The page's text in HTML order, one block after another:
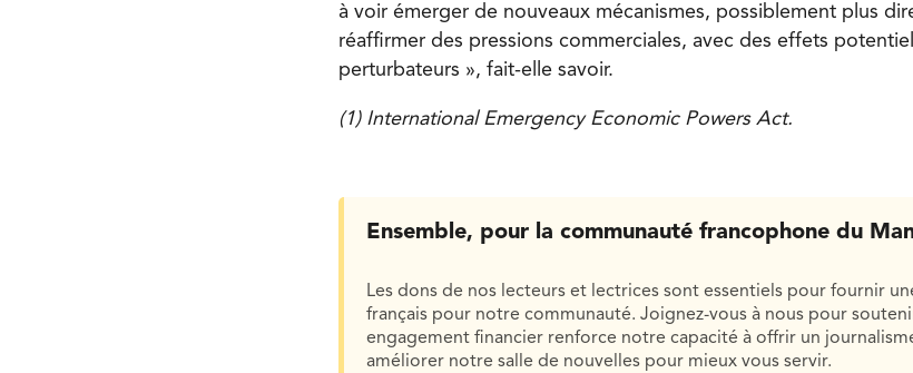
à voir émerger de nouveaux mécanismes, possiblement plus
réaffirmer des pressions commerciales, avec des effets
perturbateurs », fait-elle savoir.
(1) International Emergency Economic Powers Act.
Ensemble, pour la communauté francophone du
Les dons de nos lecteurs et lectrices sont essentiels pour fournir
français pour notre communauté. Joignez-vous à nous pour
engagement financier renforce notre capacité à offrir un
améliorer notre salle de nouvelles pour mieux vous servir.